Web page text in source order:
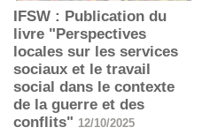
IFSW : Publication du
livre "Perspectives
locales sur les services
sociaux et le travail
social dans le contexte
de la guerre et des
conflits" 12/10/2025